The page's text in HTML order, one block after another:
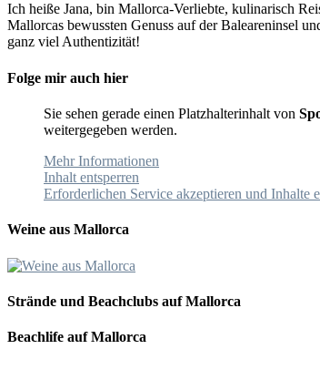
Ich heiße Jana, bin Mallorca-Verliebte, kulinarisch
Mallorcas bewussten Genuss auf der Baleareninsel
ganz viel Authentizität!
Folge mir auch hier
Sie sehen gerade einen Platzhalterinhalt von
weitergegeben werden.
Mehr Informationen
Inhalt entsperren
Erforderlichen Service akzeptieren und Inhalte
Weine aus Mallorca
Strände und Beachclubs auf Mallorca
Beachlife auf Mallorca